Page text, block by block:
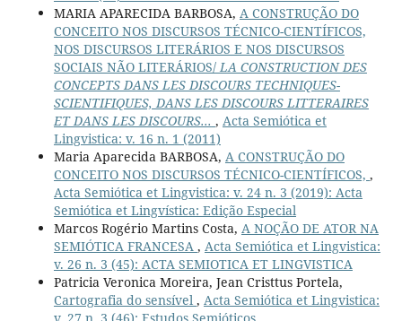
MARIA APARECIDA BARBOSA, A CONSTRUÇÃO DO
CONCEITO NOS DISCURSOS TÉCNICO-CIENTÍFICOS,
NOS DISCURSOS LITERÁRIOS E NOS DISCURSOS
SOCIAIS NÃO LITERÁRIOS/LA CONSTRUCTION DES
CONCEPTS DANS LES DISCOURS TECHNIQUES-
SCIENTIFIQUES, DANS LES DISCOURS LITTERAIRES
ET DANS LES DISCOURS... , Acta Semiótica et
Lingvistica: v. 16 n. 1 (2011)
Maria Aparecida BARBOSA, A CONSTRUÇÃO DO
CONCEITO NOS DISCURSOS TÉCNICO-CIENTÍFICOS, ,
Acta Semiótica et Lingvistica: v. 24 n. 3 (2019): Acta
Semiótica et Lingvística: Edição Especial
Marcos Rogério Martins Costa, A NOÇÃO DE ATOR NA
SEMIÓTICA FRANCESA , Acta Semiótica et Lingvistica:
v. 26 n. 3 (45): ACTA SEMIOTICA ET LINGVISTICA
Patricia Veronica Moreira, Jean Cristtus Portela,
Cartografia do sensível , Acta Semiótica et Lingvistica: